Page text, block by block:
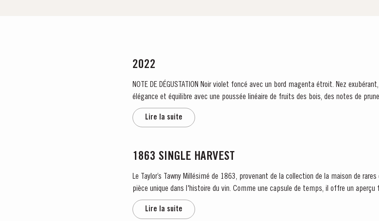
2022
NOTE DE DÉGUSTATION Noir violet foncé avec un bord magenta étroit. Nez exubérant, puissant, frais de cassis et de cerise. Finesse,
élégance et équilibre avec une poussée linéaire de fruits des bois, des notes de
Lire la suite
1863 SINGLE HARVEST
Le Taylor’s Tawny Millésimé de 1863, provenant de la collection de la maison de
Lire la suite